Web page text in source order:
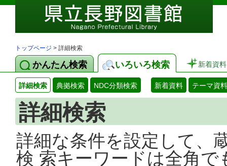
トップページ > 詳細検索
かんたん検索 いろいろ検索 新着資料
詳細検索 典拠検索 NDC分類検索 新着資料 テーマ資料
詳細検索
詳細な条件を設定して、
検 索キーワードは全角